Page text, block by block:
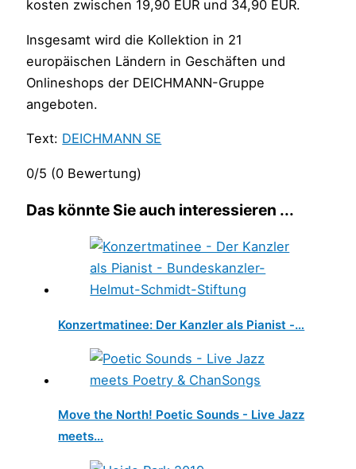
kosten zwischen 19,90 EUR und 34,90 EUR.
Insgesamt wird die Kollektion in 21
europäischen Ländern in Geschäften und
Onlineshops der DEICHMANN-Gruppe
angeboten.
Text: DEICHMANN SE
0/5 (0 Bewertung)
Das könnte Sie auch interessieren ...
Konzertmatinee: Der Kanzler als Pianist -…
Move the North! Poetic Sounds - Live Jazz
meets…